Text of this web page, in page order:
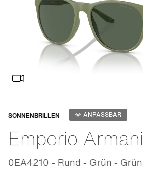
SONNENBRILLEN ANPASSBAR
Emporio Armani
0EA4210 - Rund - Grün - Grün
Anpassbar